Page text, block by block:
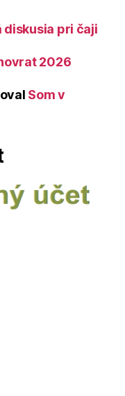
diskusia pri čaji
2026
Som v